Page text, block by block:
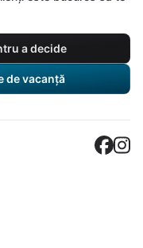
a decide
de vacanță